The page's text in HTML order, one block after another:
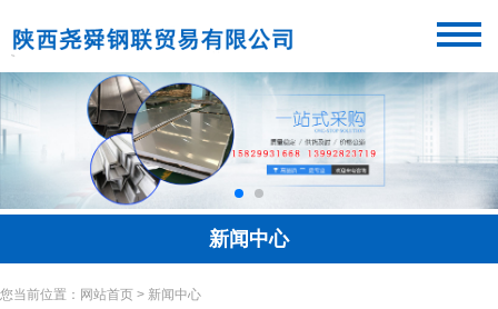
新闻中心
您当前位置：网站首页 > 新闻中心